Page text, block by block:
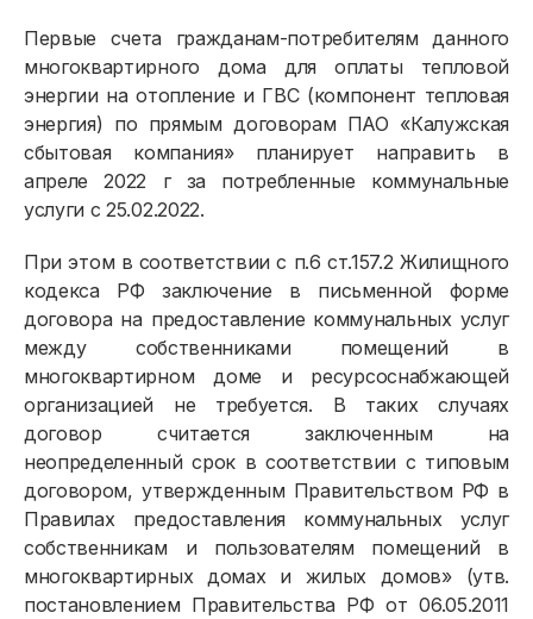
Первые счета гражданам-потребителям данного
многоквартирного дома для оплаты тепловой
энергии на отопление и ГВС (компонент тепловая
энергия) по прямым договорам ПАО «Калужская
сбытовая компания» планирует направить в
апреле 2022 г за потребленные коммунальные
услуги с 25.02.2022.
При этом в соответствии с п.6 ст.157.2 Жилищного
кодекса РФ заключение в письменной форме
договора на предоставление коммунальных услуг
между собственниками помещений в
многоквартирном доме и ресурсоснабжающей
организацией не требуется. В таких случаях
договор считается заключенным на
неопределенный срок в соответствии с типовым
договором, утвержденным Правительством РФ в
Правилах предоставления коммунальных услуг
собственникам и пользователям помещений в
многоквартирных домах и жилых домов» (утв.
постановлением Правительства РФ от 06.05.2011